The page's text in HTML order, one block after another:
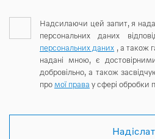
Надсилаючи цей запит, я
персональних даних
персональних даних , а також
надані мною, є
добровільно, а також
про мої права у сфері обробки